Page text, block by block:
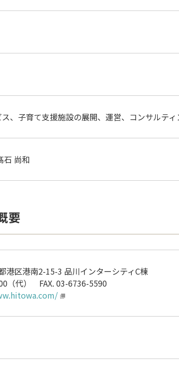
、子育て支援施設の展開、運営、コンサルティ
石 尚和
要
港区港南2-15-3 品川インターシティC棟
（代） FAX. 03-6736-5590